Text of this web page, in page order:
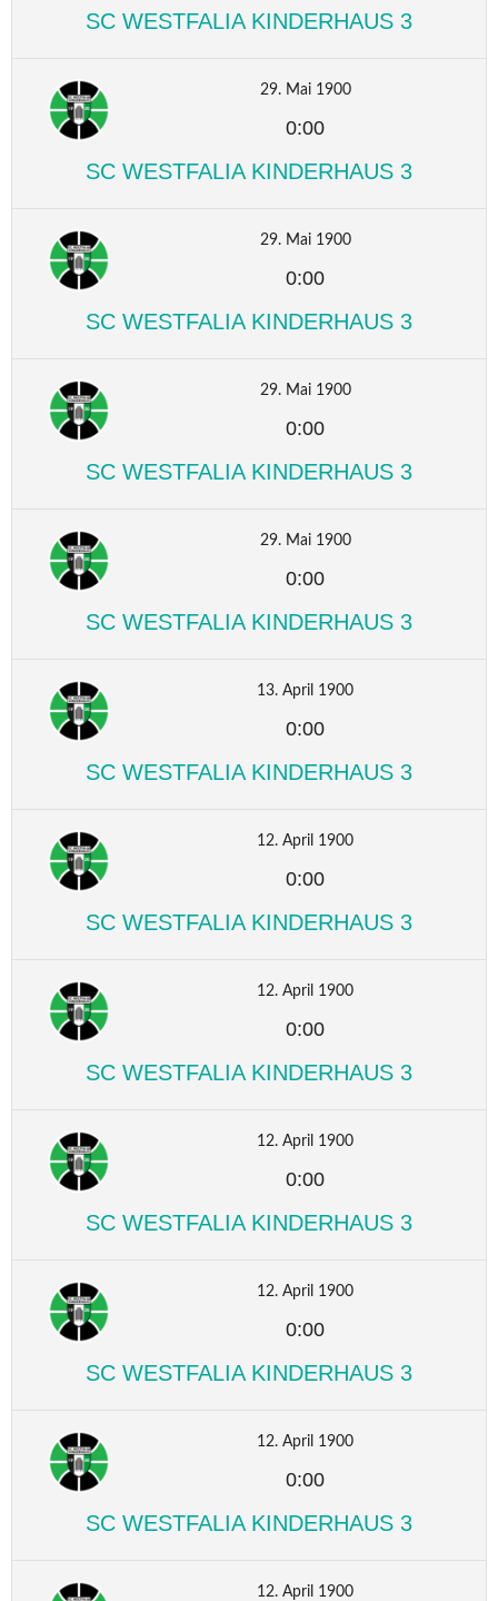
SC WESTFALIA KINDERHAUS 3
29. Mai 1900
0:00
SC WESTFALIA KINDERHAUS 3
29. Mai 1900
0:00
SC WESTFALIA KINDERHAUS 3
29. Mai 1900
0:00
SC WESTFALIA KINDERHAUS 3
29. Mai 1900
0:00
SC WESTFALIA KINDERHAUS 3
13. April 1900
0:00
SC WESTFALIA KINDERHAUS 3
12. April 1900
0:00
SC WESTFALIA KINDERHAUS 3
12. April 1900
0:00
SC WESTFALIA KINDERHAUS 3
12. April 1900
0:00
SC WESTFALIA KINDERHAUS 3
12. April 1900
0:00
SC WESTFALIA KINDERHAUS 3
12. April 1900
0:00
SC WESTFALIA KINDERHAUS 3
12. April 1900